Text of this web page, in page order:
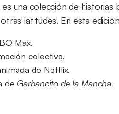
es una colección de historias
latitudes. En esta
Max.
colectiva.
de Netflix.
de Garbancito de la Mancha.